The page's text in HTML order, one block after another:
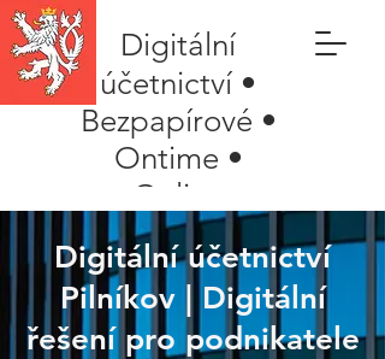
Digitální
účetnictví •
Bezpapírové •
Ontime •
Online
Digitální účetnictví
Pilníkov | Digitální
řešení pro podnikatele